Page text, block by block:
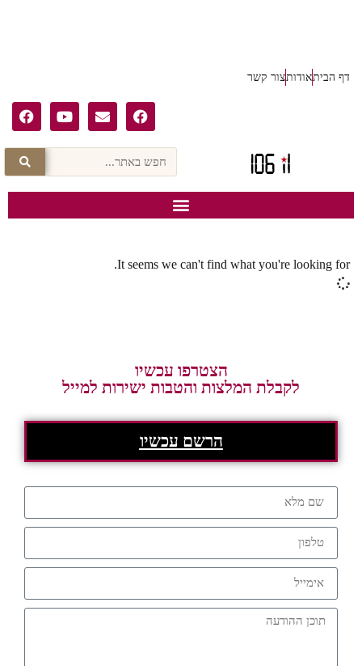
דף הביתאודותצור קשר
It seems we can't find what you're looking for.
הצטרפו עכשיו
לקבלת המלצות והטבות ישירות למייל
הרשם עכשיו